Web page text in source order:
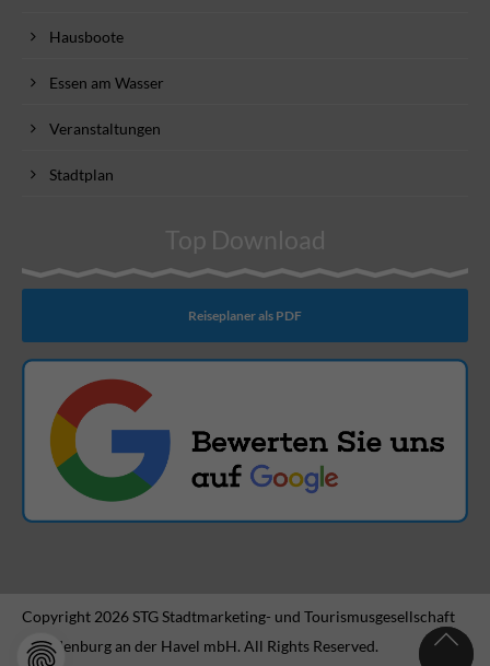
Hausboote
Essen am Wasser
Veranstaltungen
Stadtplan
Top Download
Reiseplaner als PDF
Copyright 2026 STG Stadtmarketing- und Tourismusgesellschaft
Brandenburg an der Havel mbH. All Rights Reserved.